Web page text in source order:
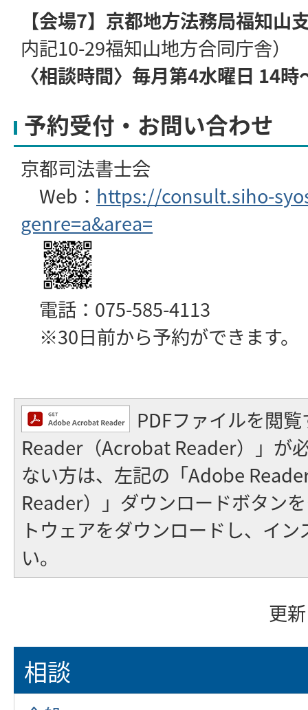
【会場7】京都地方法務局福知山
内記10-29福知山地方合同庁舎）
〈相談時間〉 毎月第4水曜日 14時
予約受付・お問い合わせ
京都司法書士会
Web： https://consult.siho-
genre=a&area=
電話：075-585-4113
※30日前から予約ができます。
PDFファイルを閲
Reader（Acrobat Reader）」が
ない方は、左記の「Adobe
Reader）」ダウンロードボタン
トウェアをダウンロードし、イ
い。
更
相談